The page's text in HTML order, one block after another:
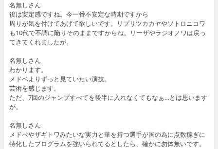
名無しさん
後は安定感ですね。今一番不安定な時期ですから
周りが気を付けてあげて欲しいです。リプリツカカヤやソトロニコワ
も10代で不調に陥りそのままですからね。リーザやラジオノワは戻っ
てきてくれましたが。
名無しさん
わかります。
メドベよりずっと見ていたい演技。
芸術を感じます。
ただ、7回のジャンプすべてを後半に入れなくてもなぁ…とは思います
が。
名無しさん
メドべやザギトワみたいな実力と華を持つ選手が国の為に点数稼ぎに
特化したプログラムを強いられてるとしたら、確かに勿体無いです。